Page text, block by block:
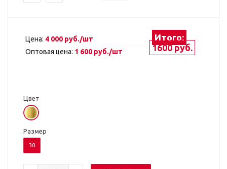
Цена: 4 000 руб./шт
Оптовая цена: 1 600 руб./шт
Итого:
1600 руб.
Цвет
Размер
30